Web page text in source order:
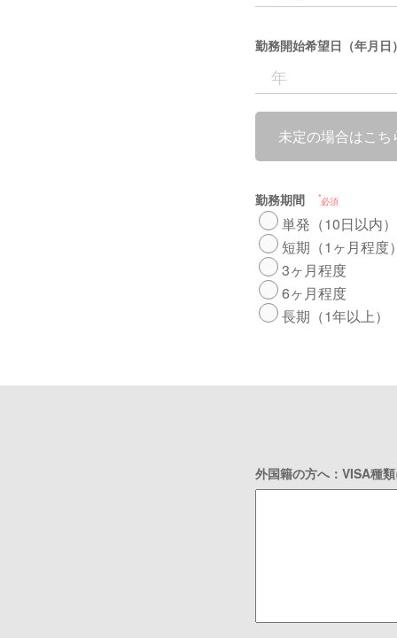
勤務開始希望日（年月日）
未定の場合はこち
勤務期間 必須
単発（10日以内）
短期（1ヶ月程度）
3ヶ月程度
6ヶ月程度
長期（1年以上）
外国籍の方へ：VISA種